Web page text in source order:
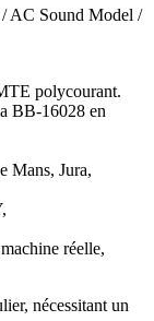
AC Sound Model /
polycourant.
BB-16028 en
Mans, Jura,
réelle,
nécessitant un